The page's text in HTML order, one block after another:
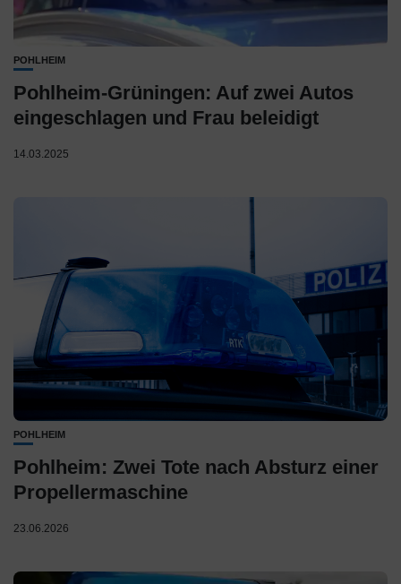
POHLHEIM
Pohlheim-Grüningen: Auf zwei Autos
eingeschlagen und Frau beleidigt
14.03.2025
POHLHEIM
Pohlheim: Zwei Tote nach Absturz einer
Propellermaschine
23.06.2026